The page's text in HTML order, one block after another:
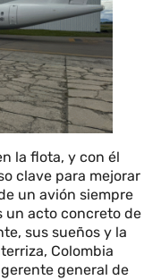
la flota, y con él
clave para mejorar
un avión siempre
un acto concreto de
sus sueños y la
Colombia
general de